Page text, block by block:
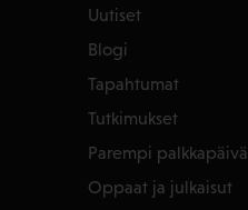
Uutiset
Blogi
Tapahtumat
Tutkimukset
Parempi palkkapäivä
Oppaat ja julkaisut